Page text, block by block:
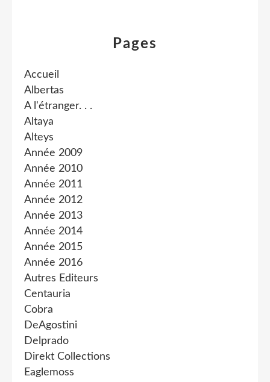
Pages
Accueil
Albertas
A l'étranger. . .
Altaya
Alteys
Année 2009
Année 2010
Année 2011
Année 2012
Année 2013
Année 2014
Année 2015
Année 2016
Autres Editeurs
Centauria
Cobra
DeAgostini
Delprado
Direkt Collections
Eaglemoss